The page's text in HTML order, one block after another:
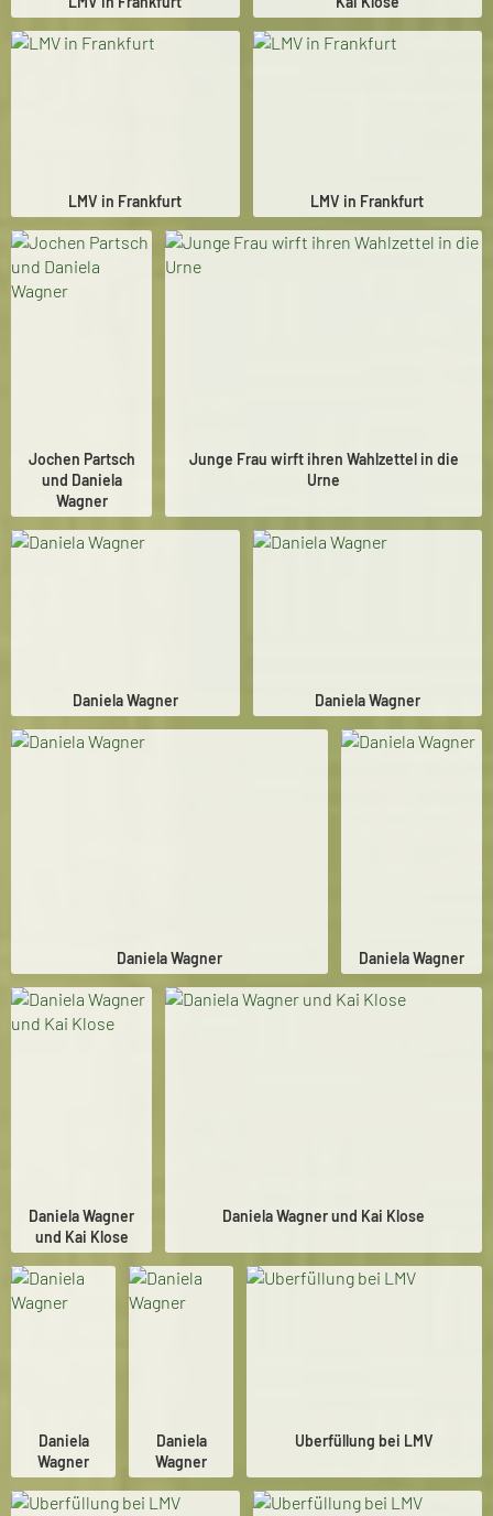
LMV in Frankfurt LMV in Frankfurt
Jochen Partsch
und Daniela
Wagner
Junge Frau wirft ihren Wahlzettel in die
Urne
Daniela Wagner Daniela Wagner
Daniela Wagner Daniela Wagner
Daniela Wagner
und Kai Klose
Daniela Wagner und Kai Klose
Daniela
Wagner
Daniela
Wagner
Uberfüllung bei LMV